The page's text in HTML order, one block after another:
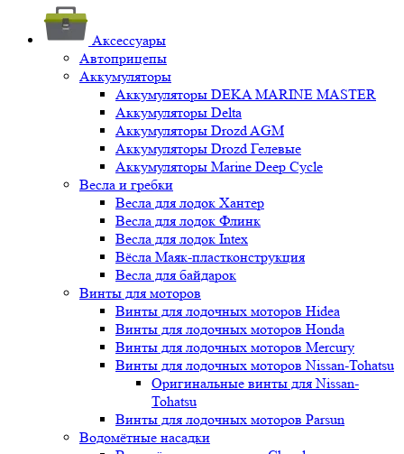
Аксессуары
Автоприцепы
Аккумуляторы
Аккумуляторы DEKA MARINE MASTER
Аккумуляторы Delta
Аккумуляторы Drozd AGM
Аккумуляторы Drozd Гелевые
Аккумуляторы Marine Deep Cycle
Весла и гребки
Весла для лодок Хантер
Весла для лодок Флинк
Весла для лодок Intex
Вёсла Маяк-пластконструкция
Весла для байдарок
Винты для моторов
Винты для лодочных моторов Hidea
Винты для лодочных моторов Honda
Винты для лодочных моторов Mercury
Винты для лодочных моторов Nissan-Tohatsu
Оригинальные винты для Nissan-
Tohatsu
Винты для лодочных моторов Parsun
Водомётные насадки